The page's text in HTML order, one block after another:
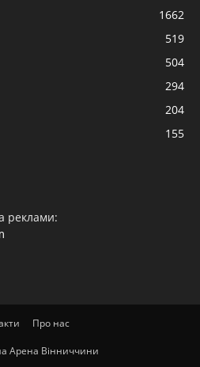
1662
519
504
294
204
155
реклами:
Про нас
Арена Вінниччини